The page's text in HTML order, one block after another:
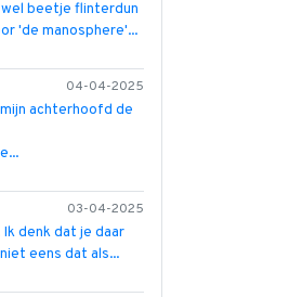
wel beetje flinterdun
'de manosphere'...
04-04-2025
achterhoofd de
03-04-2025
denk dat je daar
eens dat als...